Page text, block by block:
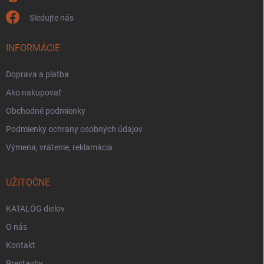
Sledujte nás
INFORMÁCIE
Doprava a platba
Ako nakupovať
Obchodné podmienky
Podmienky ochrany osobných údajov
Výmena, vrátenie, reklamácia
UŽITOČNE
KATALÓG dielov
O nás
Kontakt